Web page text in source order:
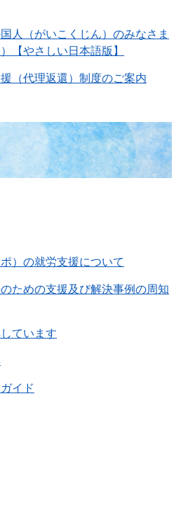
人（がいこくじん）のみなさま
【やさしい日本語版】
（代理返還）制度のご案内
）の就労支援について
ための支援及び解決事例の周知
ています
イド